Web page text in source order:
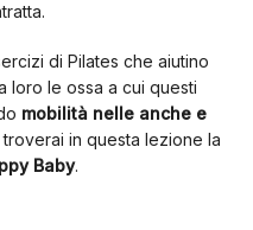
di Pilates che aiutino
loro le ossa a cui questi
mobilità nelle anche e
in questa lezione la
Baby.